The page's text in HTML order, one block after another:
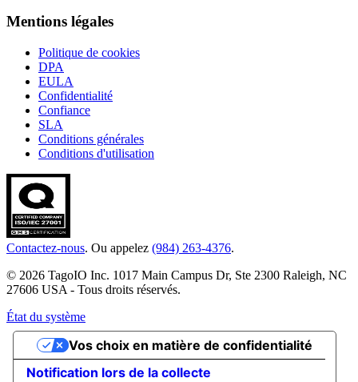
Mentions légales
Politique de cookies
DPA
EULA
Confidentialité
Confiance
SLA
Conditions générales
Conditions d'utilisation
Contactez-nous. Ou appelez (984) 263-4376.
© 2026 TagoIO Inc. 1017 Main Campus Dr, Ste 2300 Raleigh, NC
27606 USA - Tous droits réservés.
État du système
Notification lors de la collecte
Vos choix en matière de confidentialité